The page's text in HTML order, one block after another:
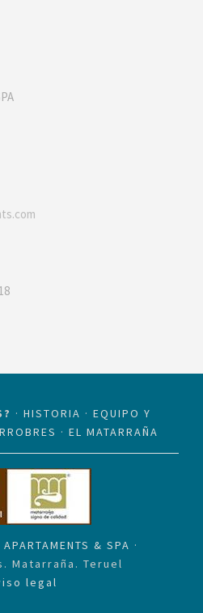
· HISTORIA · EQUIPO Y
· EL MATARRAÑA
& SPA ·
Matarraña. Teruel
legal